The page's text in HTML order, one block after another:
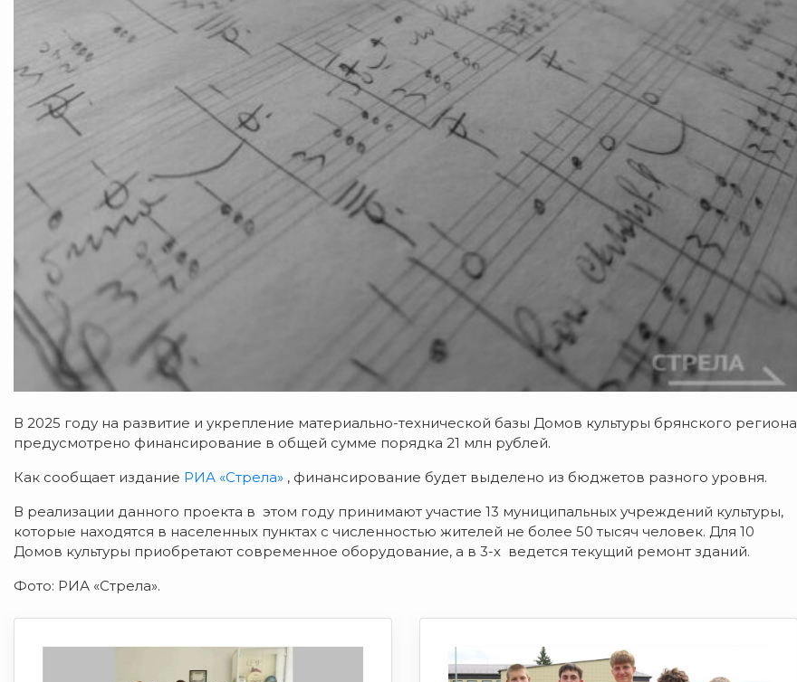
В 2025 году на развитие и укрепление материально-технической базы Домов культуры брянского региона
предусмотрено финансирование в общей сумме порядка 21 млн рублей.
Как сообщает издание РИА «Стрела» , финансирование будет выделено из бюджетов разного уровня.
В реализации данного проекта в этом году принимают участие 13 муниципальных учреждений культуры,
которые находятся в населенных пунктах с численностью жителей не более 50 тысяч человек. Для 10
Домов культуры приобретают современное оборудование, а в 3-х ведется текущий ремонт зданий.
Фото: РИА «Стрела».